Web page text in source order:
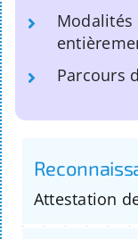
Modalités
Parcours
Attestation